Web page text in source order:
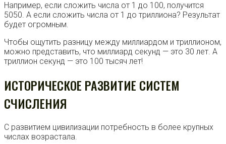
Например, если сложить числа от 1 до 100, получится
5050. А если сложить числа от 1 до триллиона? Результат
будет огромным.
Чтобы ощутить разницу между миллиардом и триллионом,
можно представить, что миллиард секунд — это 30 лет. А
триллион секунд — это 100 тысяч лет!
ИСТОРИЧЕСКОЕ РАЗВИТИЕ СИСТЕМ
СЧИСЛЕНИЯ
C развитием цивилизации потребность в более крупных
числах возрастала.